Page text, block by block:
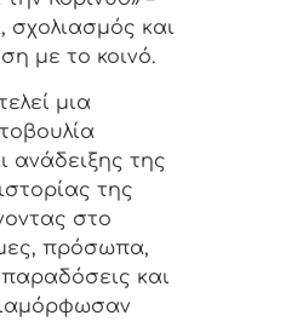
και
με το κοινό.
μια
ανάδειξης της
της
στο
πρόσωπα,
παραδόσεις και